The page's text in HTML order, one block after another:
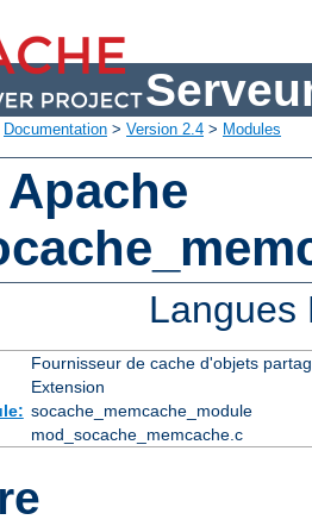
Documentation > Version 2.4 > Modules
Fournisseur de cache d'objets
Extension
socache_memcache_module
mod_socache_memcache.c